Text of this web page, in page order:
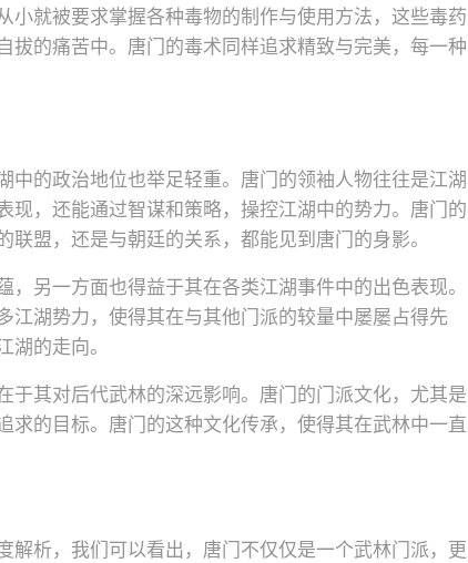
小就被要求掌握各种毒物的制作与使用方法，这些毒药
拔的痛苦中。唐门的毒术同样追求精致与完美，每一种
中的政治地位也举足轻重。唐门的领袖人物往往是江湖
现，还能通过智谋和策略，操控江湖中的势力。唐门的
盟，还是与朝廷的关系，都能见到唐门的身影。
另一方面也得益于其在各类江湖事件中的出色表现。
江湖势力，使得其在与其他门派的较量中屡屡占得先
的走向。
于其对后代武林的深远影响。唐门的门派文化，尤其是
求的目标。唐门的这种文化传承，使得其在武林中一直
解析，我们可以看出，唐门不仅仅是一个武林门派，更